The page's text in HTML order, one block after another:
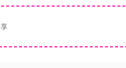
恶的反派，每位梦幻星谷的居
角色交朋友。
煌 [/b]
”的掌控，亲手打造梦幻星谷，